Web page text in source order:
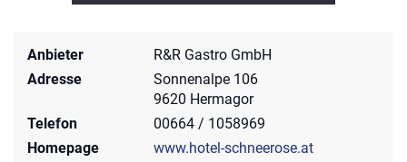
Anbieter
R&R Gastro GmbH
Adresse
Sonnenalpe 106
9620 Hermagor
Telefon
00664 / 1058969
Homepage
www.hotel-schneerose.at